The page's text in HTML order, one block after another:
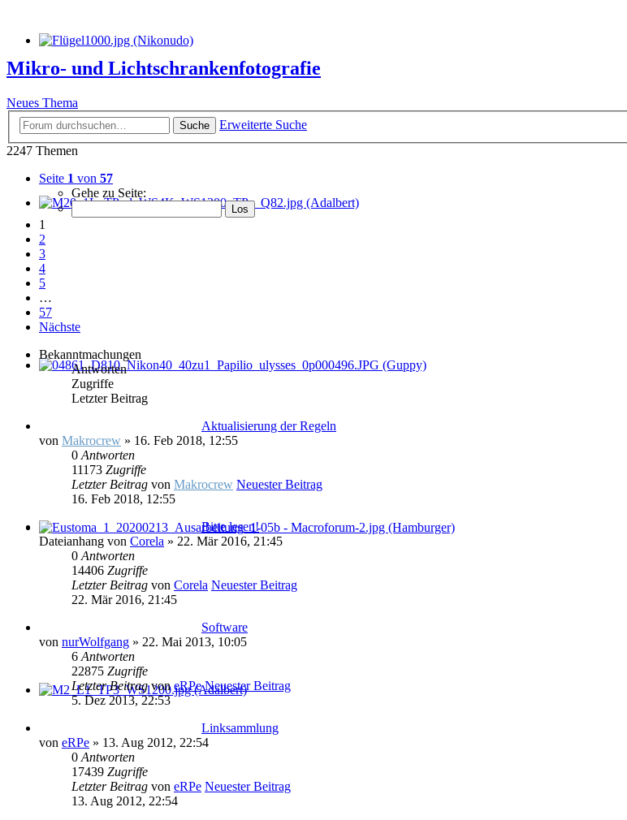
Mikro- und Lichtschrankenfotografie
Neues Thema
Suche
Erweiterte Suche
2247 Themen
Seite 1 von 57
Gehe zu Seite:
1
2
3
4
5
…
57
Nächste
Bekanntmachungen
Antworten
Zugriffe
Letzter Beitrag
Aktualisierung der Regeln
von Makrocrew » 16. Feb 2018, 12:55
0 Antworten
11173 Zugriffe
Letzter Beitrag von Makrocrew Neuester Beitrag
16. Feb 2018, 12:55
Bitte lesen!
Dateianhang von Corela » 22. Mär 2016, 21:45
0 Antworten
14406 Zugriffe
Letzter Beitrag von Corela Neuester Beitrag
22. Mär 2016, 21:45
Software
von nurWolfgang » 22. Mai 2013, 10:05
6 Antworten
22875 Zugriffe
Letzter BeitragvoneRPe Neuester Beitrag
5. Dez 2013, 22:53
Linksammlung
von eRPe » 13. Aug 2012, 22:54
0 Antworten
17439 Zugriffe
Letzter Beitrag von eRPe Neuester Beitrag
13. Aug 2012, 22:54